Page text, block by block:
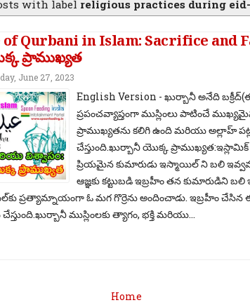
with label religious practices during
Qurbani in Islam: Sacrifice and
ప్రాముఖ్యత
June 27, 2023
English Version - ఖుర్బానీ అనేది
ప్రపంచవ్యాప్తంగా ముస్లింలు పాటించే
ప్రాముఖ్యతను కలిగి ఉంది మరియు అల్లాహ్ పట్ల
చేస్తుంది.ఖుర్బానీ యొక్క ప్రాముఖ్యత:ఇస్లామిక్
ప్రియమైన కుమారుడు ఇస్మాయిల్ ని బలి
ఆజ్ఞకు కట్టుబడి ఇబ్రహీం తన కుమారుడిని
ప్రత్యామ్నాయంగా ఓ మగ గొర్రెను అందించాడు. ఇబ్రహీం
ముస్లింలకు త్యాగం, భక్తి మరియు...
Home